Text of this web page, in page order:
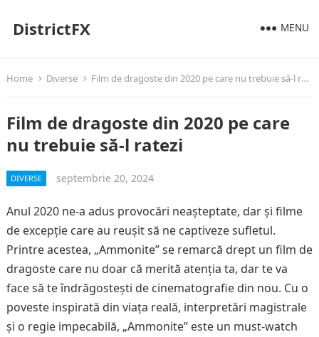
DistrictFX MENU
Home Diverse Film de dragoste din 2020 pe care nu trebuie să-l ratezi
Film de dragoste din 2020 pe care
nu trebuie să-l ratezi
DIVERSE septembrie 20, 2024
Anul 2020 ne-a adus provocări neașteptate, dar și filme
de excepție care au reușit să ne captiveze sufletul.
Printre acestea, „Ammonite” se remarcă drept un film de
dragoste care nu doar că merită atenția ta, dar te va
face să te îndrăgostești de cinematografie din nou. Cu o
poveste inspirată din viața reală, interpretări magistrale
și o regie impecabilă, „Ammonite” este un must-watch